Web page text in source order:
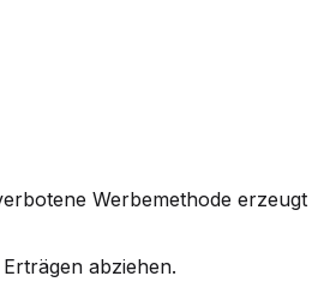
Werbemethode erzeugt
abziehen.